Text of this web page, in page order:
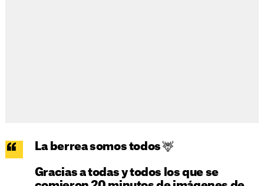
La berrea somos todos 🦌
Gracias a todas y todos los que se